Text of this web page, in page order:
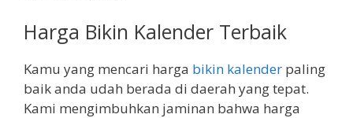
Harga Bikin Kalender Terbaik
Kamu yang mencari harga bikin kalender paling
baik anda udah berada di daerah yang tepat.
Kami mengimbuhkan jaminan bahwa harga